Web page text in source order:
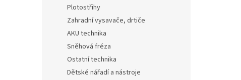
Plotostřihy
Zahradní vysavače, drtiče
AKU technika
Sněhová fréza
Ostatní technika
Dětské nářadí a nástroje